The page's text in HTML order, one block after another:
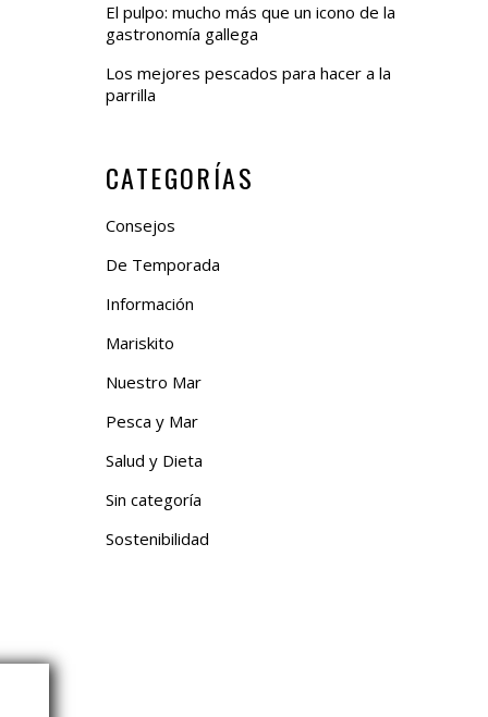
El pulpo: mucho más que un icono de la
gastronomía gallega
Los mejores pescados para hacer a la
parrilla
CATEGORÍAS
Consejos
De Temporada
Información
Mariskito
Nuestro Mar
Pesca y Mar
Salud y Dieta
Sin categoría
Sostenibilidad